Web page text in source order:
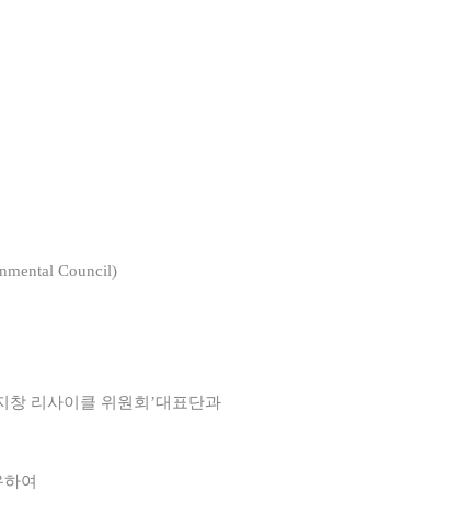
Council)
창 리사이클 위원회’대표단과
여